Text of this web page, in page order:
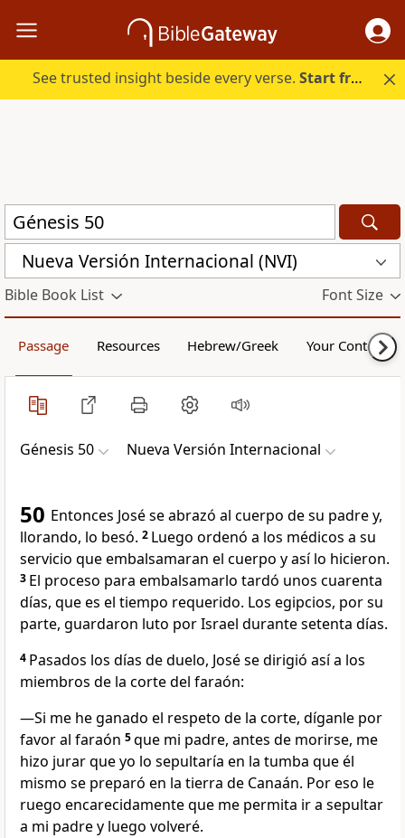
See trusted insight beside every verse.Start free.
Nueva Versión Internacional (NVI)
Bible Book List Font Size
Passage Resources Hebrew/Greek Your Content
Génesis 50 Nueva Versión Internacional
50 Entonces José se abrazó al cuerpo de su padre y,
llorando, lo besó. 2 Luego ordenó a los médicos a su
servicio que embalsamaran el cuerpo y así lo hicieron.
3 El proceso para embalsamarlo tardó unos cuarenta
días, que es el tiempo requerido. Los egipcios, por su
parte, guardaron luto por Israel durante setenta días.
4 Pasados los días de duelo, José se dirigió así a los
miembros de la corte del faraón:
—Si me he ganado el respeto de la corte, díganle por
favor al faraón 5que mi padre, antes de morirse, me
hizo jurar que yo lo sepultaría en la tumba que él
mismo se preparó en la tierra de Canaán. Por eso le
ruego encarecidamente que me permita ir a sepultar
a mi padre y luego volveré.